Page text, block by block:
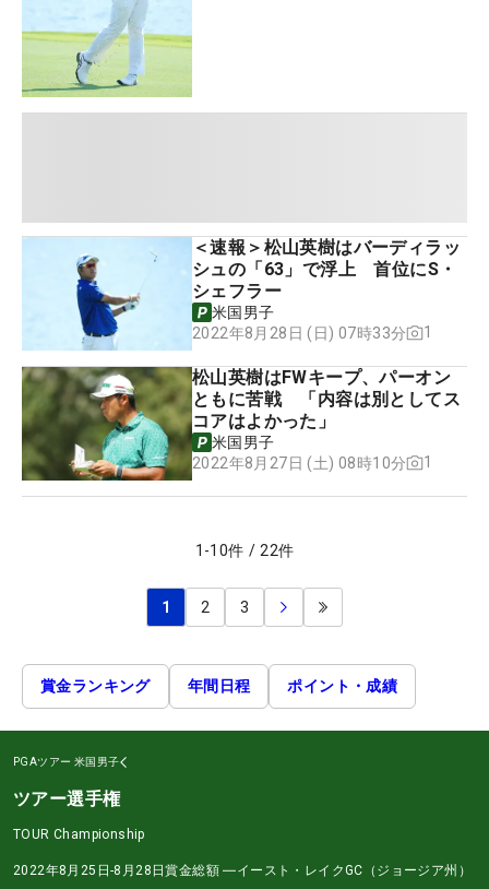
＜速報＞松山英樹はバーディラッ
シュの「63」で浮上 首位にS・
シェフラー
米国男子
2022年8月28日 (日) 07時33分
1
松山英樹はFWキープ、パーオン
ともに苦戦 「内容は別としてス
コアはよかった」
米国男子
2022年8月27日 (土) 08時10分
1
1 -10件 / 22件
1 2 3
賞金ランキング 年間日程 ポイント・成績
PGAツアー 米国男子
ツアー選手権
TOUR Championship
2022年8月25日-8月28日賞金総額 ―イースト・レイクGC（ジョージア州）